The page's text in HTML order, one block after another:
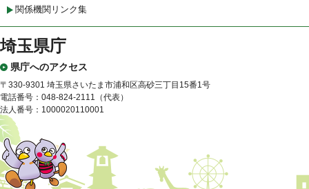
関係機関リンク集
埼玉県庁
県庁へのアクセス
〒330-9301 埼玉県さいたま市浦和区高砂三丁目15番1号
電話番号：048-824-2111（代表）
法人番号：1000020110001